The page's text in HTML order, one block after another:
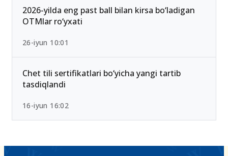
2026-yilda eng past ball bilan kirsa bo‘ladigan
OTMlar ro‘yxati
26-iyun 10:01
Chet tili sertifikatlari bo‘yicha yangi tartib
tasdiqlandi
16-iyun 16:02